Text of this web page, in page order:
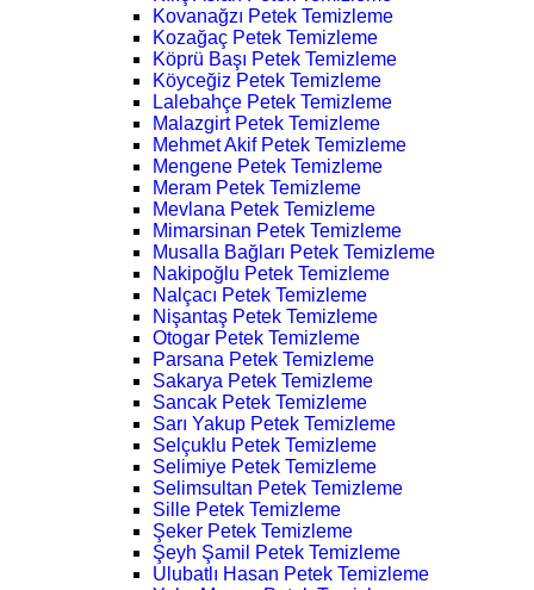
Kovanağzı Petek Temizleme
Kozağaç Petek Temizleme
Köprü Başı Petek Temizleme
Köyceğiz Petek Temizleme
Lalebahçe Petek Temizleme
Malazgirt Petek Temizleme
Mehmet Akif Petek Temizleme
Mengene Petek Temizleme
Meram Petek Temizleme
Mevlana Petek Temizleme
Mimarsinan Petek Temizleme
Musalla Bağları Petek Temizleme
Nakipoğlu Petek Temizleme
Nalçacı Petek Temizleme
Nişantaş Petek Temizleme
Otogar Petek Temizleme
Parsana Petek Temizleme
Sakarya Petek Temizleme
Sancak Petek Temizleme
Sarı Yakup Petek Temizleme
Selçuklu Petek Temizleme
Selimiye Petek Temizleme
Selimsultan Petek Temizleme
Sille Petek Temizleme
Şeker Petek Temizleme
Şeyh Şamil Petek Temizleme
Ulubatlı Hasan Petek Temizleme